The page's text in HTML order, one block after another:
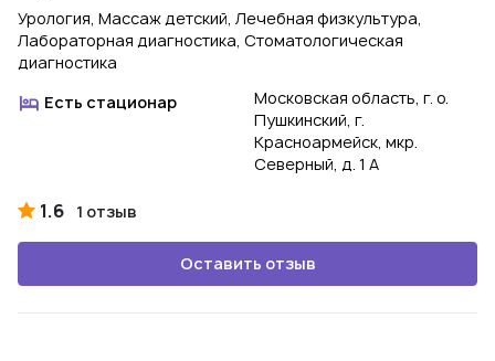
Урология, Массаж детский, Лечебная физкультура,
Лабораторная диагностика, Стоматологическая
диагностика
Есть стационар
Московская область, г. о.
Пушкинский, г.
Красноармейск, мкр.
Северный, д. 1 А
1.6 1 отзыв
Оставить отзыв